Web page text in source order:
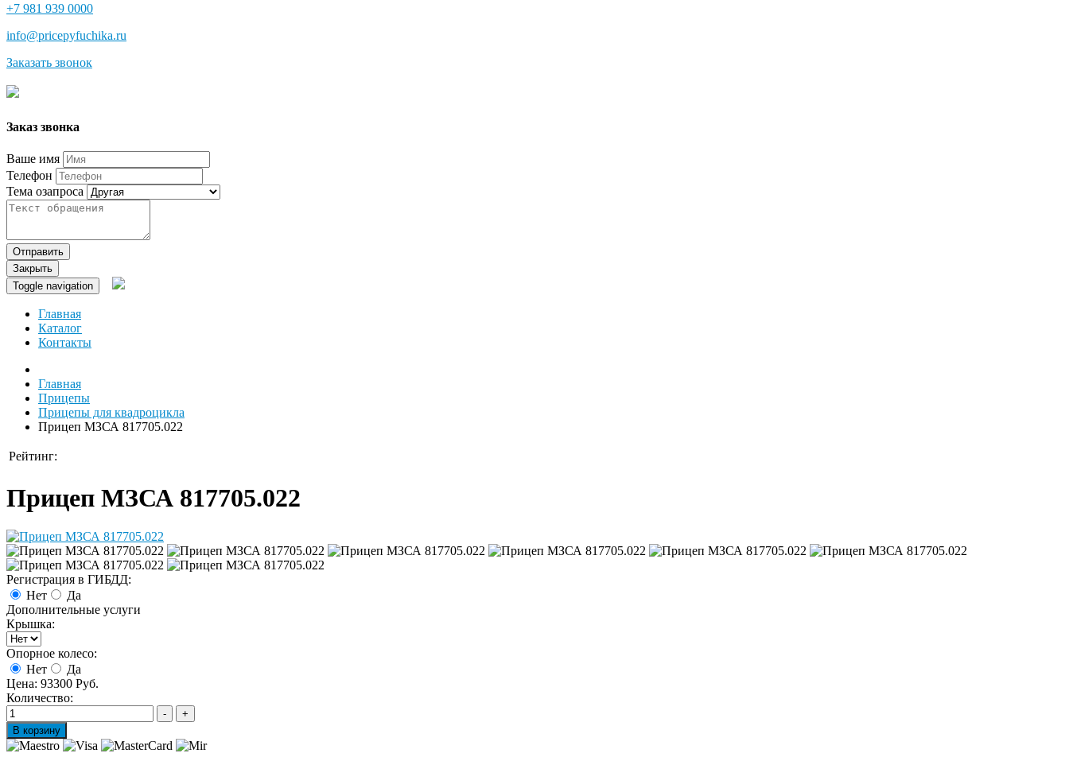
+7 981 939 0000
info@pricepyfuchika.ru
Заказать звонок
Заказ звонка
Ваше имя
Телефон
Тема озапроса
Отправить
Закрыть
Toggle navigation
Главная
Каталог
Контакты
Главная
Прицепы
Прицепы для квадроцикла
Прицеп МЗСА 817705.022
Рейтинг:
Прицеп МЗСА 817705.022
Регистрация в ГИБДД:
Нет
Да
Дополнительные услуги
Крышка:
Опорное колесо:
Нет
Да
Цена: 93300 Руб.
Количество: